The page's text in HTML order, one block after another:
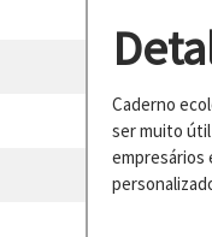
Caderno
ser muito
empresários